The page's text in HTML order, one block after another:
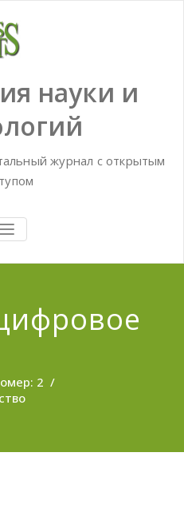
науки и
журнал с открытым
TOGGLE
NAVIGATION
2 /